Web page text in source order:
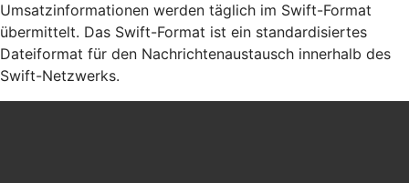
Umsatzinformationen werden täglich im Swift-Format
übermittelt. Das Swift-Format ist ein standardisiertes
Dateiformat für den Nachrichtenaustausch innerhalb des
Swift-Netzwerks.